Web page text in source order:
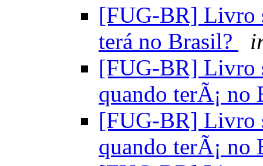
[FUG-BR] Livro
terá no Brasil?
[FUG-BR] Livro
quando terÃ¡ no
[FUG-BR] Livro
quando terÃ¡ no